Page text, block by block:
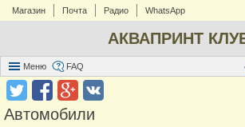
Магазин Почта Радио WhatsApp
АКВАПРИНТ
Меню FAQ
Автомобили